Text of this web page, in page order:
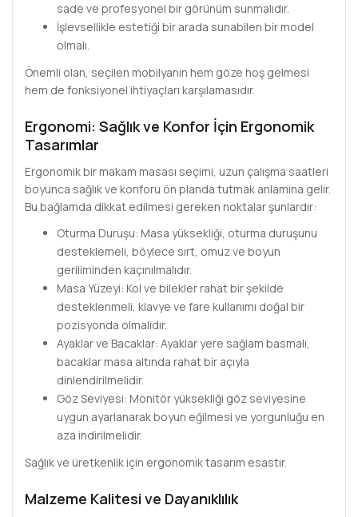
sade ve profesyonel bir görünüm sunmalıdır.
İşlevsellikle estetiği bir arada sunabilen bir model
olmalı.
Önemli olan, seçilen mobilyanın hem göze hoş gelmesi
hem de fonksiyonel ihtiyaçları karşılamasıdır.
Ergonomi: Sağlık ve Konfor İçin Ergonomik
Tasarımlar
Ergonomik bir makam masası seçimi, uzun çalışma saatleri
boyunca sağlık ve konforu ön planda tutmak anlamına gelir.
Bu bağlamda dikkat edilmesi gereken noktalar şunlardır:
Oturma Duruşu: Masa yüksekliği, oturma duruşunu
desteklemeli, böylece sırt, omuz ve boyun
geriliminden kaçınılmalıdır.
Masa Yüzeyi: Kol ve bilekler rahat bir şekilde
desteklenmeli, klavye ve fare kullanımı doğal bir
pozisyonda olmalıdır.
Ayaklar ve Bacaklar: Ayaklar yere sağlam basmalı,
bacaklar masa altında rahat bir açıyla
dinlendirilmelidir.
Göz Seviyesi: Monitör yüksekliği göz seviyesine
uygun ayarlanarak boyun eğilmesi ve yorgunluğu en
aza indirilmelidir.
Sağlık ve üretkenlik için ergonomik tasarım esastır.
Malzeme Kalitesi ve Dayanıklılık